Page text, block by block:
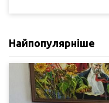
Найпопулярніше